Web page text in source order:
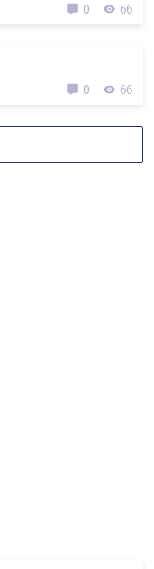
0 66
0 66